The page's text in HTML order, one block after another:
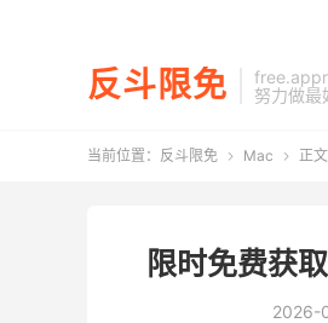
反斗限免
努力做最
当前位置： 反斗限免  Mac  正文
限时免费获
2026-